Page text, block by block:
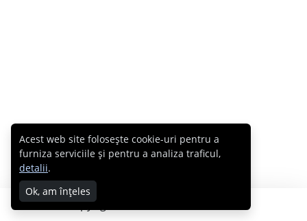
Copyright © 2007 - 2026 Cabral.ro
Acest web site folosește cookie-uri pentru a
furniza serviciile și pentru a analiza traficul,
detalii.
Ok, am înțeles